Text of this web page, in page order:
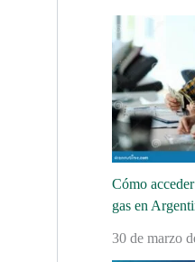
Cómo
gas en
30 de marzo